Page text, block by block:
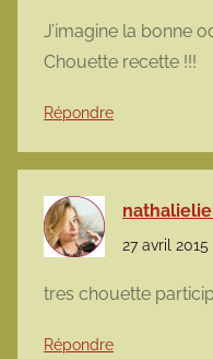
J’imagine la bonne
Chouette recette !!!
Répondre
27 avril
tres chouette
Répondre